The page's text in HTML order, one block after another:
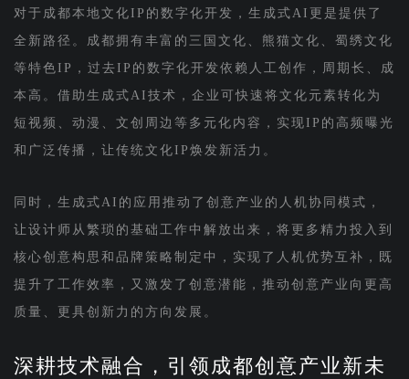
对于成都本地文化IP的数字化开发，生成式AI更是提供了
全新路径。成都拥有丰富的三国文化、熊猫文化、蜀绣文化
等特色IP，过去IP的数字化开发依赖人工创作，周期长、成
本高。借助生成式AI技术，企业可快速将文化元素转化为
短视频、动漫、文创周边等多元化内容，实现IP的高频曝光
和广泛传播，让传统文化IP焕发新活力。
同时，生成式AI的应用推动了创意产业的人机协同模式，
让设计师从繁琐的基础工作中解放出来，将更多精力投入到
核心创意构思和品牌策略制定中，实现了人机优势互补，既
提升了工作效率，又激发了创意潜能，推动创意产业向更高
质量、更具创新力的方向发展。
深耕技术融合，引领成都创意产业新未